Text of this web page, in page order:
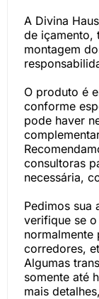
A Divina
de içamento,
montagem
O produto é
conforme
pode haver
consultoras
necessária,
Pedimos sua
verifique se
normalmente
corredores,
Algumas
somente até
mais